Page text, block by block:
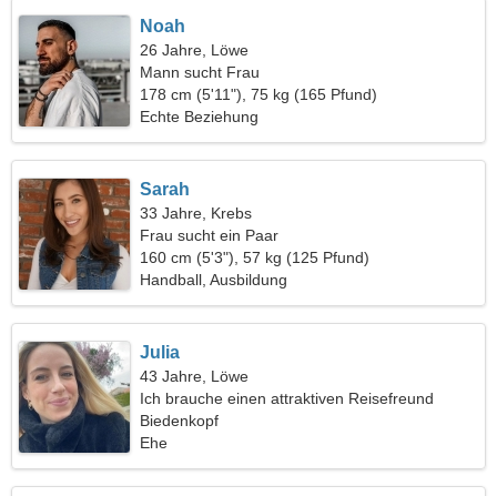
Noah
26 Jahre, Löwe
Mann sucht Frau
178 cm (5'11"), 75 kg (165 Pfund)
Echte Beziehung
Sarah
33 Jahre, Krebs
Frau sucht ein Paar
160 cm (5'3"), 57 kg (125 Pfund)
Handball, Ausbildung
Julia
43 Jahre, Löwe
Ich brauche einen attraktiven Reisefreund
Biedenkopf
Ehe